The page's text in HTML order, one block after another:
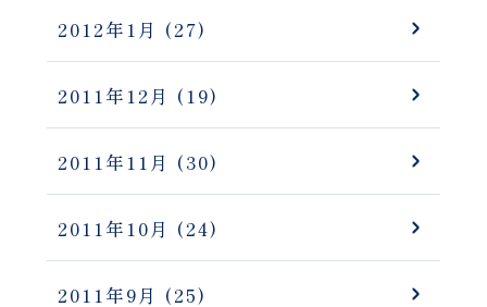
2012年1月 (27)
2011年12月 (19)
2011年11月 (30)
2011年10月 (24)
2011年9月 (25)